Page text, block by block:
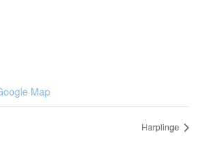
Map
Harplinge